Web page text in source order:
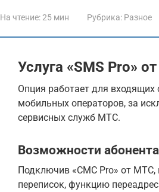
На чтение:25 мин Рубрика: Разное
Услуга «SMS Pro»
Опция работает для
мобильных операторов, за
сервисных служб МТС.
Возможности
Подключив «СМС Pro» от МТС,
переписок, функцию